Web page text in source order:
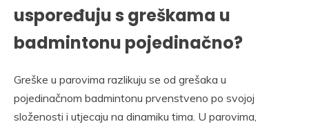
uspoređuju s greškama u
badmintonu pojedinačno?
Greške u parovima razlikuju se od grešaka u
pojedinačnom badmintonu prvenstveno po svojoj
složenosti i utjecaju na dinamiku tima. U parovima,